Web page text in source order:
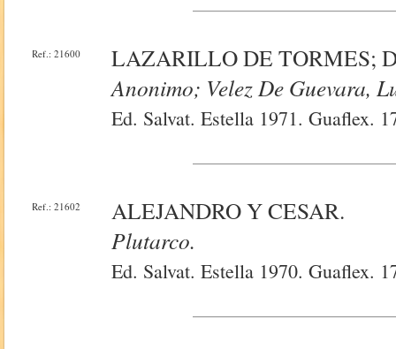
Ref.: 21600
LAZARILLO DE TORMES;
Anonimo; Velez De Guevara,
Ed. Salvat. Estella 1971. Guaflex.
Ref.: 21602
ALEJANDRO Y CESAR.
Plutarco.
Ed. Salvat. Estella 1970. Guaflex.